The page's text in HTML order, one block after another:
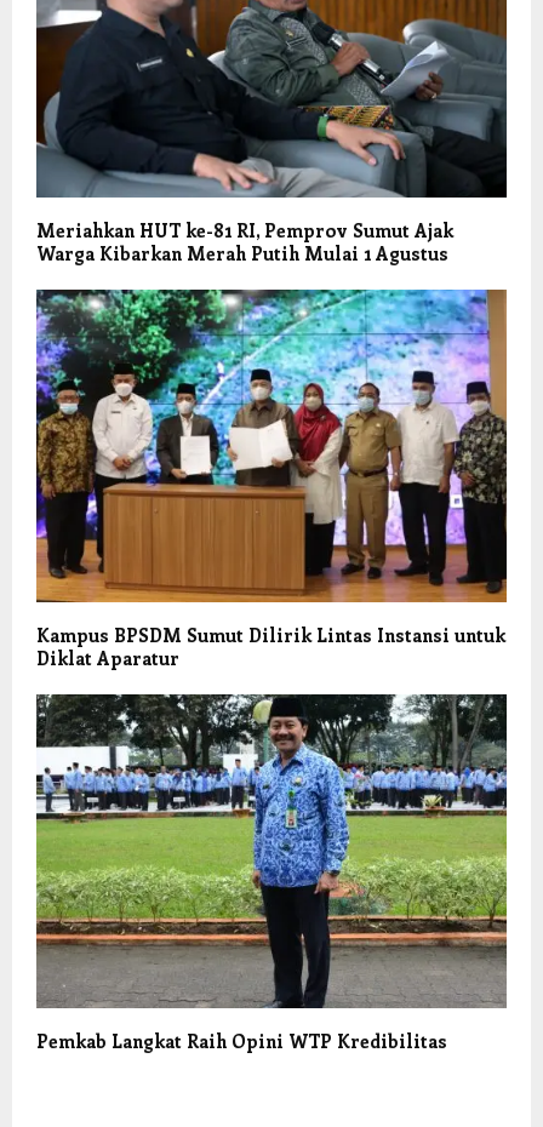
Meriahkan HUT ke-81 RI, Pemprov Sumut Ajak
Warga Kibarkan Merah Putih Mulai 1 Agustus
Kampus BPSDM Sumut Dilirik Lintas Instansi untuk
Diklat Aparatur
Pemkab Langkat Raih Opini WTP Kredibilitas